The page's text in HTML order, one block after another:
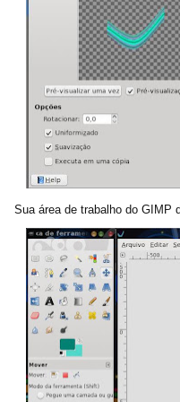
Sua área de trabalho do GIMP